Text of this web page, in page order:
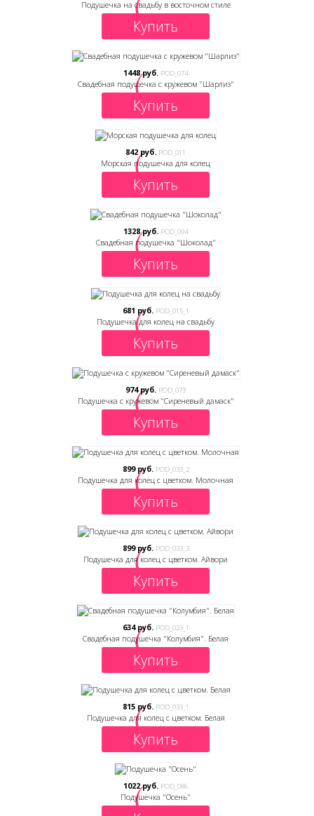
Подушечка на свадьбу в восточном стиле
Купить
1448 руб. POD_074
Свадебная подушечка с кружевом "Шарлиз"
Купить
842 руб. POD_011
Морская подушечка для колец
Купить
1328 руб. POD_094
Свадебная подушечка "Шоколад"
Купить
681 руб. POD_015_1
Подушечка для колец на свадьбу
Купить
974 руб. POD_073
Подушечка с кружевом "Сиреневый дамаск"
Купить
899 руб. POD_033_2
Подушечка для колец с цветком. Молочная
Купить
899 руб. POD_033_3
Подушечка для колец с цветком. Айвори
Купить
634 руб. POD_023_1
Свадебная подушечка "Колумбия". Белая
Купить
815 руб. POD_033_1
Подушечка для колец с цветком. Белая
Купить
1022 руб. POD_086
Подушечка "Осень"